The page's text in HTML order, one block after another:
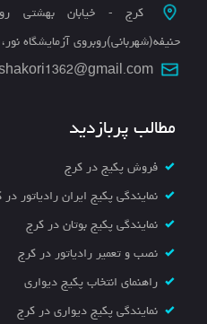
حنیفه(شهربانی)روبروی آزمایشگاه
مطالب پربازدید
فروش پکیج در کرج
نمایندگی پکیج ایران رادیاتور
نمایندگی پکیج بوتان در کرج
نصب و تعمیر رادیاتور در کرج
راهنمای انتخاب پکیج دیواری
نمایندگی پکیج دیواری در کرج